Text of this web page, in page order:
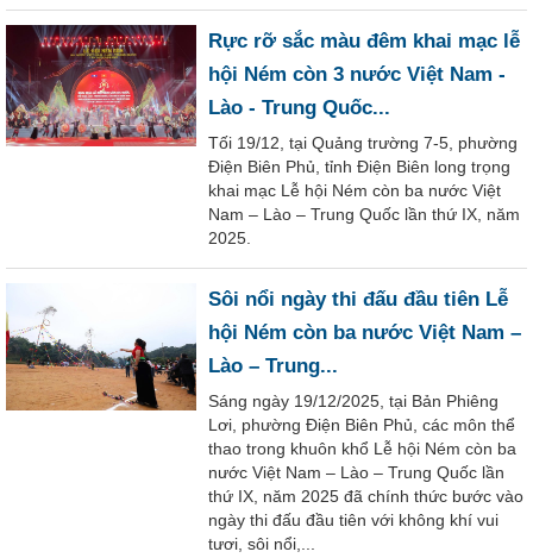
Rực rỡ sắc màu đêm khai mạc lễ
hội Ném còn 3 nước Việt Nam -
Lào - Trung Quốc...
Tối 19/12, tại Quảng trường 7-5, phường
Điện Biên Phủ, tỉnh Điện Biên long trọng
khai mạc Lễ hội Ném còn ba nước Việt
Nam – Lào – Trung Quốc lần thứ IX, năm
2025.
Sôi nổi ngày thi đấu đầu tiên Lễ
hội Ném còn ba nước Việt Nam –
Lào – Trung...
Sáng ngày 19/12/2025, tại Bản Phiêng
Lơi, phường Điện Biên Phủ, các môn thể
thao trong khuôn khổ Lễ hội Ném còn ba
nước Việt Nam – Lào – Trung Quốc lần
thứ IX, năm 2025 đã chính thức bước vào
ngày thi đấu đầu tiên với không khí vui
tươi, sôi nổi,...